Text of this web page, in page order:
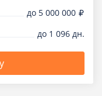
до 5 000 000
до 1 096 дн.